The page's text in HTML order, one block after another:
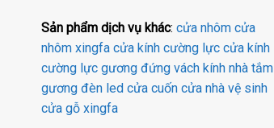
Sản phẩm dịch vụ khác: cửa nhôm cửa
nhôm xingfa cửa kính cường lực cửa kính
cường lực gương đứng vách kính nhà tắm
gương đèn led cửa cuốn cửa nhà vệ sinh
cửa gỗ xingfa